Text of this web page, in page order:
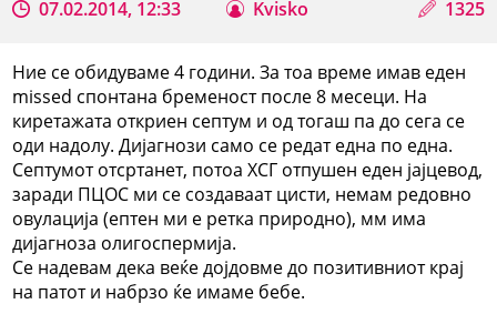
07.02.2014, 12:33 Kvisko 1325
Ние се обидуваме 4 години. За тоа време имав еден
missed спонтана бременост после 8 месеци. На
киретажата откриен септум и од тогаш па до сега се
оди надолу. Дијагнози само се редат една по една.
Септумот отсртанет, потоа ХСГ отпушен еден јајцевод,
заради ПЦОС ми се создаваат цисти, немам редовно
овулација (ептен ми е ретка природно), мм има
дијагноза олигоспермија.
Се надевам дека веќе дојдовме до позитивниот крај
на патот и набрзо ќе имаме бебе.